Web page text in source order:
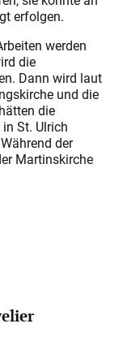
erfolgen.
werden
die
Dann wird laut
und die
die
St. Ulrich
der
Martins­kirche